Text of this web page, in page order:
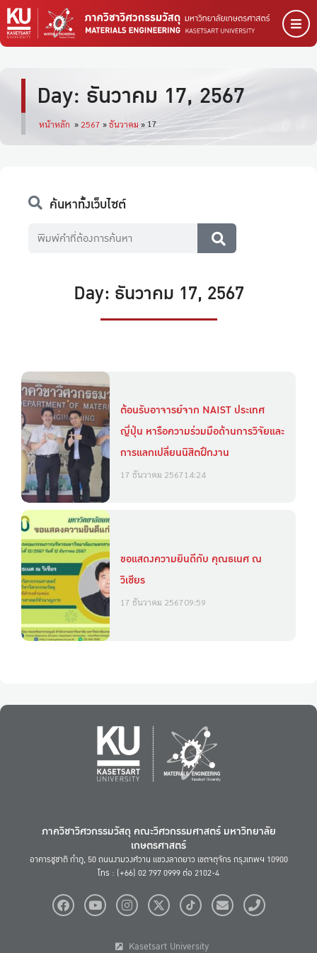
Day: ธันวาคม 17, 2567
หน้าหลัก » 2567 »ธันวาคม » 17
Day: ธันวาคม 17, 2567
ค้นหาทั้งเว็บไซต์
ต้อนรับอาจารย์จาก NAIST ประเทศ
ญี่ปุ่น หารือความร่วมมือด้านการวิจัยและ
การแลกเปลี่ยนนิสิตฝึกงาน
17 ธันวาคม 256714:24
ขอแสดงความยินดีกับ คุณธเนศ ณ
วิเชียร
17 ธันวาคม 256709:59
ภาควิชาวิศวกรรมวัสดุ คณะวิศวกรรมศาสตร์ มหาวิทยาลัย
เกษตรศาสตร์
อาคารชูชาติ กำภู, 50 ถนนงามวงศ์วาน แขวงลาดยาว เขตจตุจักร กรุงเทพฯ 10900
โทร : (+66) 02 797 0999 ต่อ 2102-4
Kasetsart University